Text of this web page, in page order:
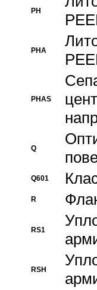
PH
PHA
PHAS
Q
Q601
R
RS1
RSH